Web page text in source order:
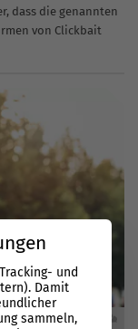
dass die genannten
von Clickbait
und
Damit
sammeln,